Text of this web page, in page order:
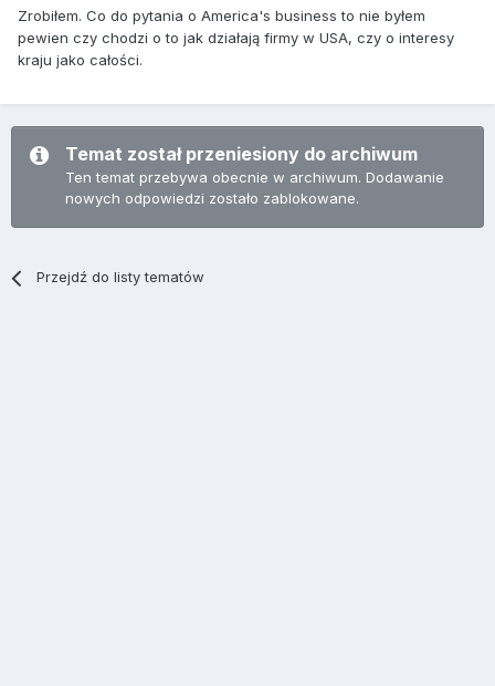
Zrobiłem. Co do pytania o America's business to nie byłem
pewien czy chodzi o to jak działają firmy w USA, czy o interesy
kraju jako całości.
Temat został przeniesiony do archiwum
Ten temat przebywa obecnie w archiwum. Dodawanie
nowych odpowiedzi zostało zablokowane.
Przejdź do listy tematów